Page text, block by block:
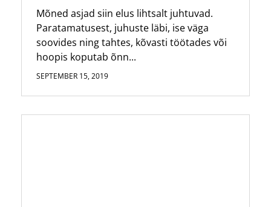
Mõned asjad siin elus lihtsalt juhtuvad.
Paratamatusest, juhuste läbi, ise väga
soovides ning tahtes, kõvasti töötades või
hoopis koputab õnn...
SEPTEMBER 15, 2019